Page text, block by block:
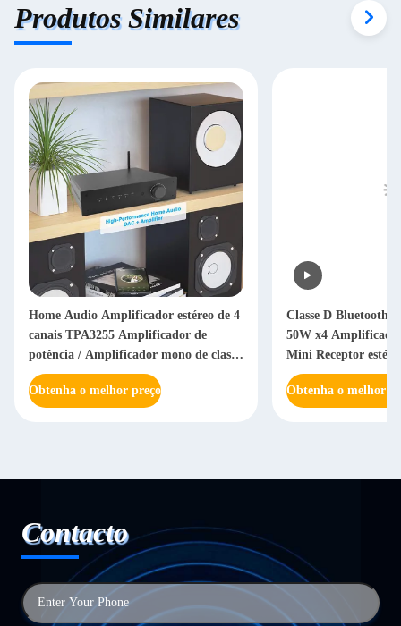
Produtos Similares
Home Audio Amplificador estéreo de 4
canais TPA3255 Amplificador de
potência / Amplificador mono de classe
D ponteável
Obtenha o melhor preço
Classe D Bluetooth
50W x4
Mini Receptor
doméstico integrado
Obtenha o melhor
Contacto